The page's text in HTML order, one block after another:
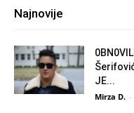
Najnovije
JE...
Mirza D. -